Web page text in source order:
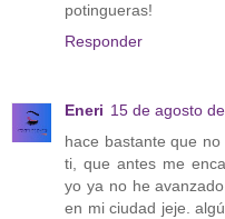
potingueras!
Responder
Eneri 15 de agosto
hace bastante que
ti, que antes me
yo ya no he
en mi ciudad jeje.